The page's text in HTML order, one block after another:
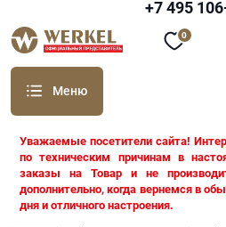
+7 495
Уважаемые посетители сайта!
по техническим причинам в
заказы на Товар и не
дополнительно, когда вернемся в
дня и отличного настроения.
0